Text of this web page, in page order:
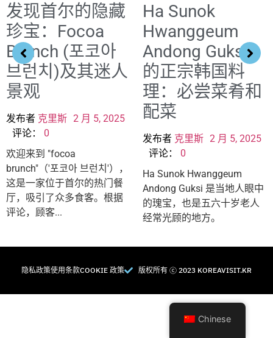
发现首尔的隐藏
珍宝：Focoa
Brunch (포코아
브런치)及其迷人
景观
发布者 克里斯 2 月 5, 2025
评论： 0
欢迎来到 "focoa
brunch"（'포코아 브런치'），
这是一家位于首尔的热门餐
厅，吸引了众多食客。根据
评论，顾客...
Ha Sunok
Hwanggeum
Andong Guksi
的正宗韩国料
理：必尝菜肴和
配菜
发布者 克里斯 2 月 5, 2025
评论： 0
Ha Sunok Hwanggeum
Andong Guksi 是当地人眼中
的瑰宝，也是五六十岁老人
经常光顾的地方。
隐私政策使用条款COOKIE 政策 版权所有 Ⓒ 2023 KOREAVISIT.KR
Chinese